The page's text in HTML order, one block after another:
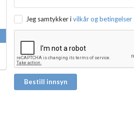
Jeg samtykker i vilkår og betingelser
Bestill innsyn